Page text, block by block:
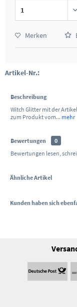
Merken
Artikel-Nr.:
Beschreibung
Witch Glitter mit der
zum Produkt vom... mehr
Bewertungen
0
Bewertungen lesen,
Ähnliche Artikel
Kunden haben sich